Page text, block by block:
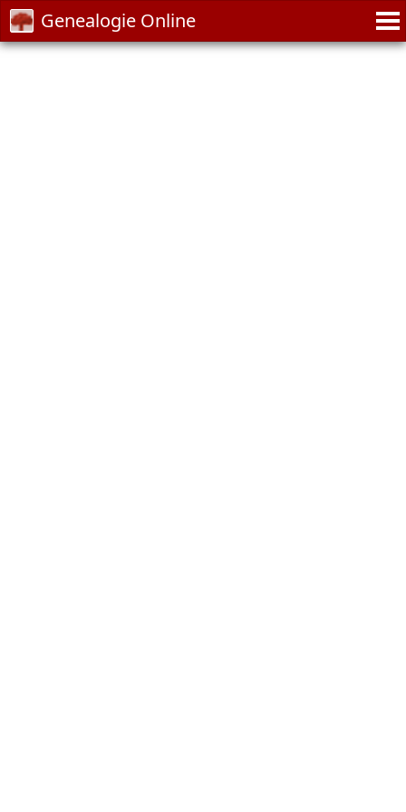
Genealogie Online